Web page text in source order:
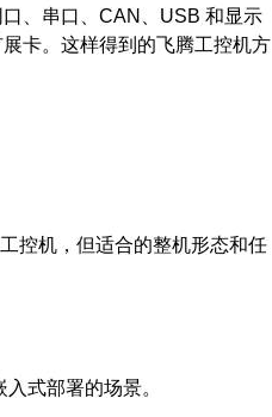
、串口、CAN、USB 和显示
卡。这样得到的飞腾工控机方
控机，但适合的整机形态和任
式部署的场景。